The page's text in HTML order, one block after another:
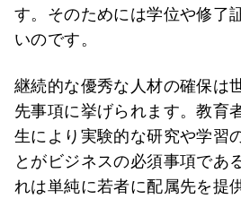
す。そのためには学位や修了
いのです。
継続的な優秀な人材の確保は
先事項に挙げられます。教育
生により実験的な研究や学習
とがビジネスの必須事項であ
れは単純に若者に配属先を提